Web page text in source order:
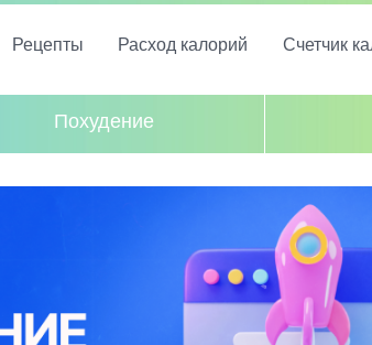
Рецепты Расход калорий Счетчик
Похудение